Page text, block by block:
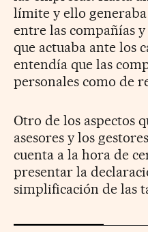
límite y ello
entre las compañías
que actuaba ante los
entendía que las
personales como de
Otro de los aspectos
asesores y los
cuenta a la hora de
presentar la
simplificación de las